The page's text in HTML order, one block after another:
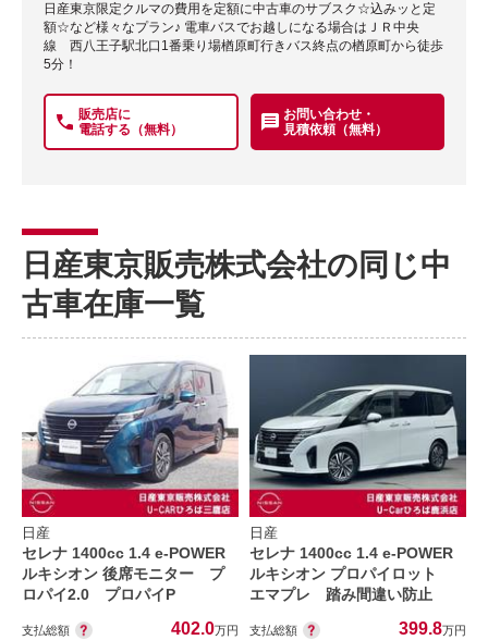
日産東京限定クルマの費用を定額に中古車のサブスク☆込みッと定
額☆など様々なプラン♪ 電車バスでお越しになる場合はＪＲ中央
線 西八王子駅北口1番乗り場楢原町行きバス終点の楢原町から徒歩
5分！
販売店に
電話する（無料）
お問い合わせ・
見積依頼（無料）
日産東京販売株式会社の同じ中
古車在庫一覧
日産
セレナ 1400cc 1.4 e-POWER
ルキシオン 後席モニター プ
ロパイ2.0 プロパイP
支払総額 402.0万円
日産
セレナ 1400cc 1.4 e-POWER
ルキシオン プロパイロット
エマプレ 踏み間違い防止
支払総額 399.8万円